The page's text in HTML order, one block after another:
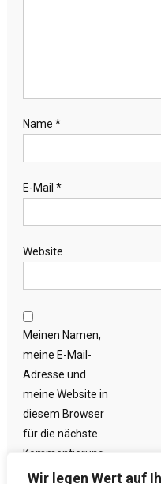
Wir legen Wert auf
Name *
E-Mail *
Website
Meinen Namen,
meine E-Mail-
Adresse und
meine Website in
diesem Browser
für die nächste
Kommentierung
speichern.